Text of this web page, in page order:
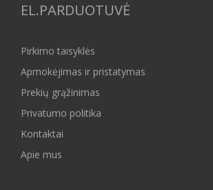
EL.PARDUOTUVĖ
Pirkimo taisyklės
Apmokėjimas ir pristatymas
Prekių grąžinimas
Privatumo politika
Kontaktai
Apie mus